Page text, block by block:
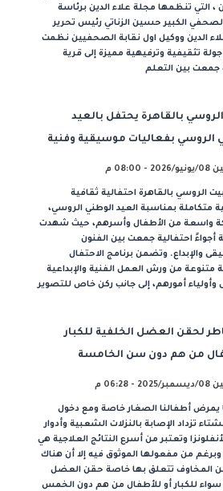
، التي تنظمها مجلة علاء الدين برئاسة
الكبير حسين الزناتي رئيس تحرير
الدين ووكيل اول نقابة الصحفيين نظمت
تثقيفية وترفيهية مميزة إلى قرية
جمعت بين التعلم
بالقاهرة يحتفل بالعيد
الروسي بفعاليات موسيقية وفنية
وشطرنج للأطفال
- 08:00 م
الروسي بالقاهرة احتفالية ثقافية
متكاملة بمناسبة العيد الوطني الروسي،
واسعة من الأطفال وأسرهم، حيث شهدت
أجواءً احتفالية جمعت بين الفنون
والإبداع. وتضمن برنامج الاحتفال
متنوعة من ورش العمل الفنية والإبداعية
وأولياء أمورهم، إلى جانب ركن خاص للتصوير
لحقن العضل الخلفية للكبار
من هم دون سن الخامسة
- 06:28 م
يمرض أطفالنا الصغار خاصة ومع دخول
تزداد الإصابة بالنزلات الشعبية وأدوار
وتعتبر من أسرع النتائج العلاجية هي
من مفعولها الموثوق فيه إلا أن هناك
من المخاوف تتعلق بها خاصة حقن العضل
سواء للكبار أو للأطفال من هم دون الخمس